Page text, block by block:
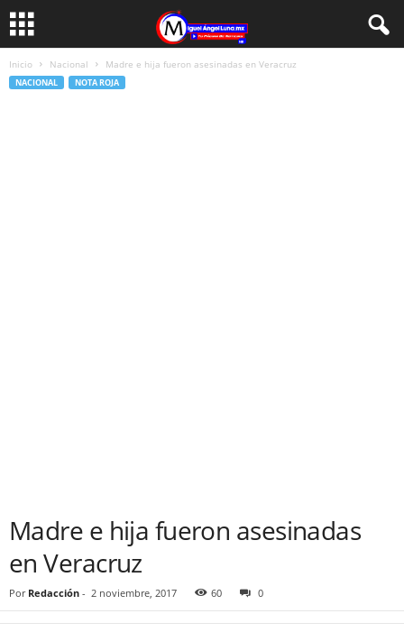
Inicio Nacional Madre e hija fueron asesinadas en Veracruz
NACIONAL NOTA ROJA
Madre e hija fueron asesinadas
en Veracruz
Por Redacción - 2 noviembre, 2017 60 0